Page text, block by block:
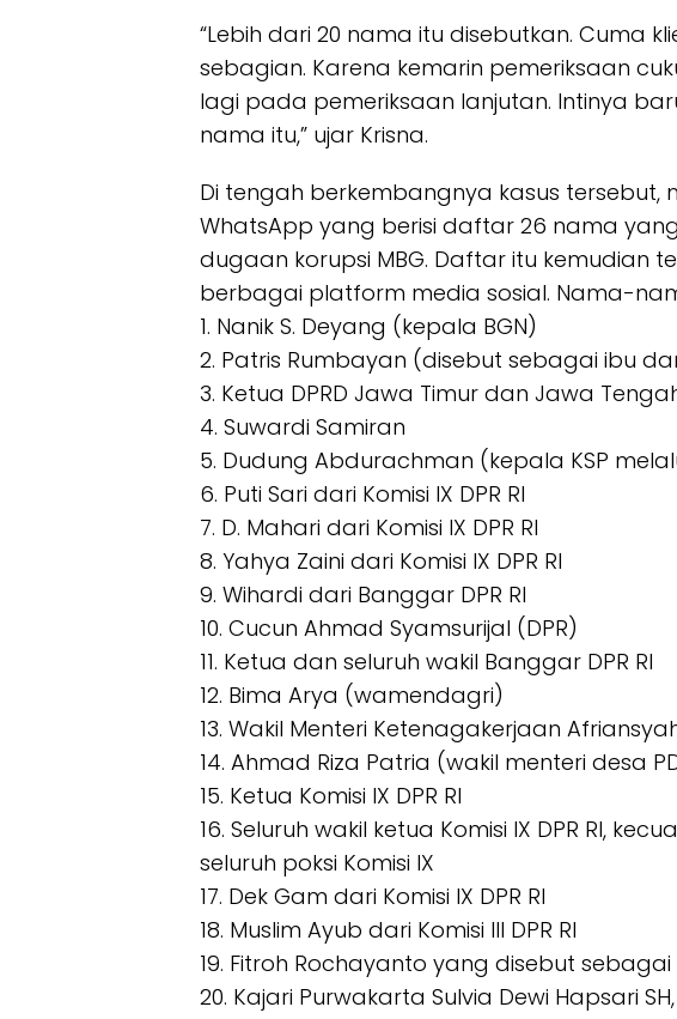
“Lebih dari 20 nama itu disebutkan. Cuma
sebagian. Karena kemarin pemeriksaan
lagi pada pemeriksaan lanjutan. Intinya
nama itu,” ujar Krisna.
Di tengah berkembangnya kasus tersebut,
WhatsApp yang berisi daftar 26 nama
dugaan korupsi MBG. Daftar itu kemudian
berbagai platform media sosial. Nama-
1. Nanik S. Deyang (kepala BGN)
2. Patris Rumbayan (disebut sebagai ibu
3. Ketua DPRD Jawa Timur dan Jawa
4. Suwardi Samiran
5. Dudung Abdurachman (kepala KSP
6. Puti Sari dari Komisi IX DPR RI
7. D. Mahari dari Komisi IX DPR RI
8. Yahya Zaini dari Komisi IX DPR RI
9. Wihardi dari Banggar DPR RI
10. Cucun Ahmad Syamsurijal (DPR)
11. Ketua dan seluruh wakil Banggar DPR RI
12. Bima Arya (wamendagri)
13. Wakil Menteri Ketenagakerjaan
14. Ahmad Riza Patria (wakil menteri desa
15. Ketua Komisi IX DPR RI
16. Seluruh wakil ketua Komisi IX DPR RI,
seluruh poksi Komisi IX
17. Dek Gam dari Komisi IX DPR RI
18. Muslim Ayub dari Komisi III DPR RI
19. Fitroh Rochayanto yang disebut sebagai
20. Kajari Purwakarta Sulvia Dewi Hapsari SH,